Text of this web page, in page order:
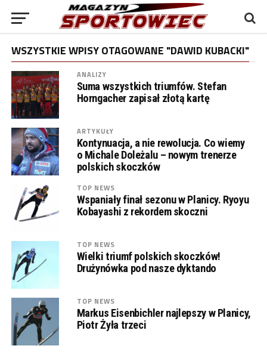
WSZYSTKIE WPISY OTAGOWANE "DAWID KUBACKI"
ANALIZY
Suma wszystkich triumfów. Stefan
Horngacher zapisał złotą kartę
ARTYKUŁY
Kontynuacja, a nie rewolucja. Co wiemy
o Michale Doleżalu – nowym trenerze
polskich skoczków
TOP NEWS
Wspaniały finał sezonu w Planicy. Ryoyu
Kobayashi z rekordem skoczni
TOP NEWS
Wielki triumf polskich skoczków!
Drużynówka pod nasze dyktando
TOP NEWS
Markus Eisenbichler najlepszy w Planicy,
Piotr Żyła trzeci